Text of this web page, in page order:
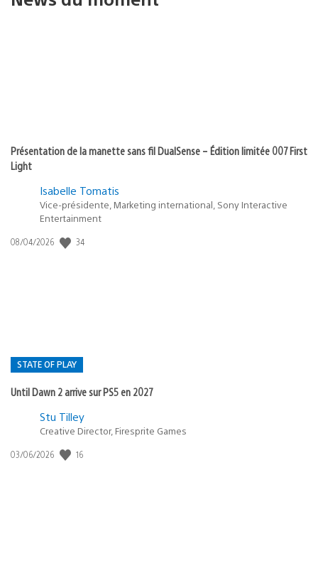
Présentation de la manette sans fil DualSense – Édition limitée 007 First
Light
Isabelle Tomatis
Vice-présidente, Marketing international, Sony Interactive
Entertainment
Date
08/04/2026 34
STATE OF PLAY
Until Dawn 2 arrive sur PS5 en 2027
Postée
:
Stu Tilley
Creative Director, Firesprite Games
Date
03/06/2026 16